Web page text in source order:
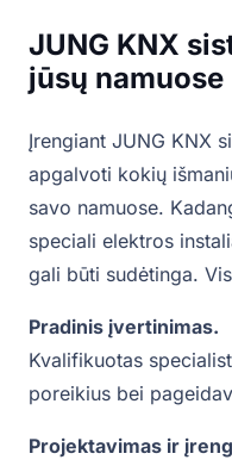
JUNG KNX
jūsų namuose
Įrengiant JUNG KNX
apgalvoti kokių
savo namuose.
speciali elektros
gali būti sudėtinga.
Pradinis įvertinimas.
Kvalifikuotas
poreikius bei
Projektavimas ir